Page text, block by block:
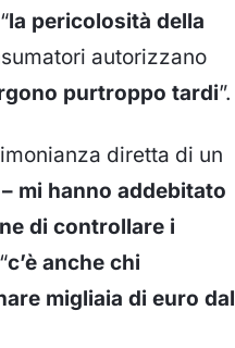
la pericolosità della
autorizzano
purtroppo tardi”.
diretta di un
mi hanno addebitato
di controllare i
c’è anche chi
migliaia di euro dal